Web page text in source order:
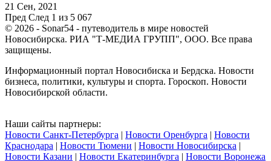
21 Сен, 2021
Пред След 1 из 5 067
© 2026 - Sonar54 - путеводитель в мире новостей
Новосибирска. РИА "Т-МЕДИА ГРУПП", ООО. Все права
защищены.
Информационный портал Новосибиска и Бердска. Новости
бизнеса, политики, культуры и спорта. Гороскоп. Новости
Новосибирской области.
Наши сайты партнеры:
Новости Санкт-Петербурга | Новости Оренбурга | Новости
Краснодара | Новости Тюмени | Новости Новосибирска |
Новости Казани | Новости Екатеринбурга | Новости Воронежа